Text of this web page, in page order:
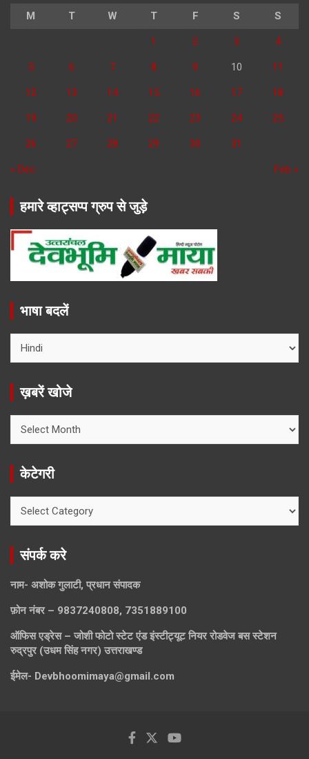
M T W T F S S
1 2 3 4
5 6 7 8 9 10 11
12 13 14 15 16 17 18
19 20 21 22 23 24 25
26 27 28 29 30 31
« Dec Feb »
हमारे व्हाट्सप्प ग्रुप से जुड़े
भाषा बदलें
ख़बरें खोजे
खोजे
केटेगरी
संपर्क करे
नाम- अशोक गुलाटी, प्रधान संपादक
फ़ोन नंबर – 9837240808, 7351889100
ऑफिस एड्रेस – जोशी फोटो स्टेट एंड इंस्टीट्यूट नियर रोडवेज बस स्टेशन
रुद्रपुर (उधम सिंह नगर) उत्तराखण्ड
ईमेल- Devbhoomimaya@gmail.com